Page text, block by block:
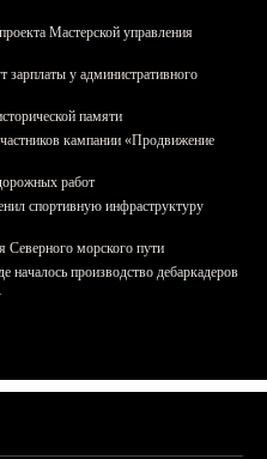
Мастерской управления
зарплаты у административного
памяти
кампании «Продвижение
работ
спортивную инфраструктуру
Северного морского пути
началось производство дебаркадеров